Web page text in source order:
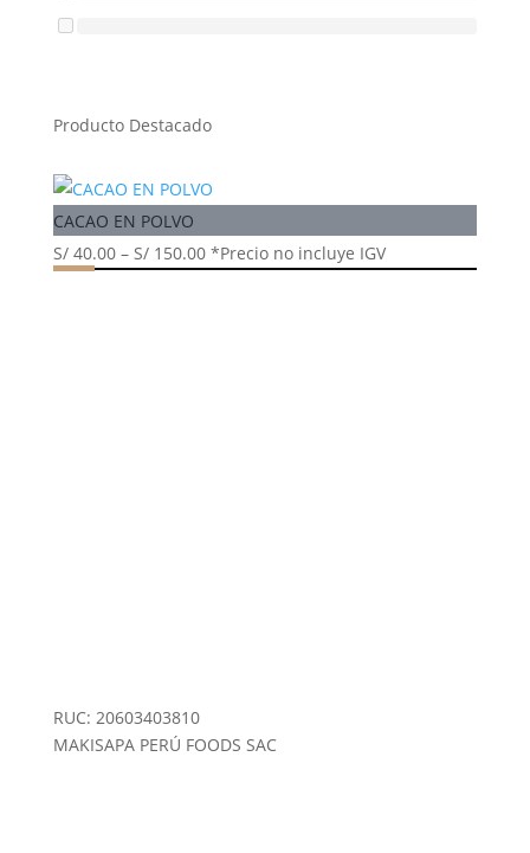
Producto Destacado
CACAO EN POLVO
S/40.00– S/150.00 *Precio no incluye IGV
RUC: 20603403810
MAKISAPA PERÚ FOODS SAC